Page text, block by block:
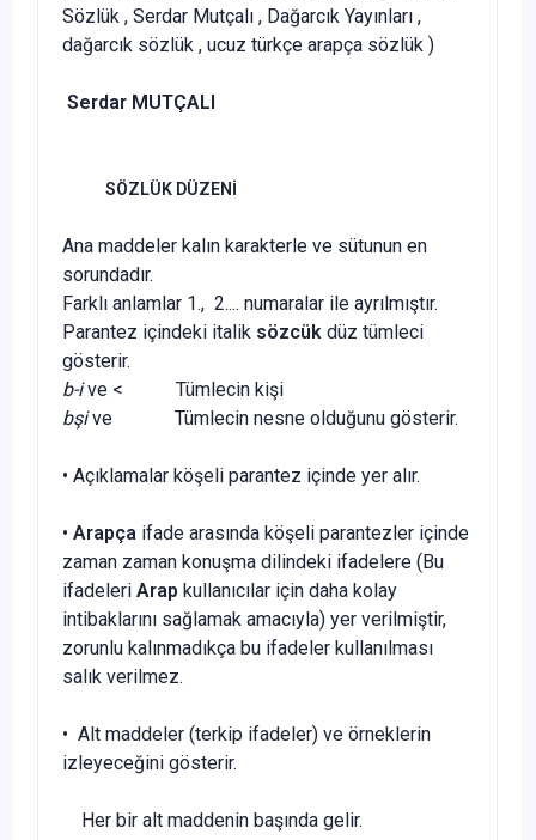
Sözlük , Serdar Mutçalı , Dağarcık Yayınları ,
dağarcık sözlük , ucuz türkçe arapça sözlük )
Serdar MUTÇALI
SÖZLÜK DÜZENİ
Ana maddeler kalın karakterle ve sütunun en
sorundadır.
Farklı anlamlar 1., 2.... numaralar ile ayrılmıştır.
Parantez içindeki italik sözcük düz tümleci
gösterir.
b-ive < Tümlecin kişi
bşive Tümlecin nesne olduğunu gösterir.
• Açıklamalar köşeli parantez içinde yer alır.
• Arapça ifade arasında köşeli parantezler içinde
zaman zaman konuşma dilindeki ifadelere (Bu
ifadeleri Arap kullanıcılar için daha kolay
intibaklarını sağlamak amacıyla) yer verilmiştir,
zorunlu kalınmadıkça bu ifadeler kullanılması
salık verilmez.
• Alt maddeler (terkip ifadeler) ve örneklerin
izleyeceğini gösterir.
Her bir alt maddenin başında gelir.